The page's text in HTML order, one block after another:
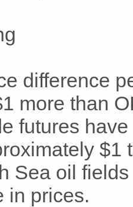
difference
more than
futures
$1
Sea oil
in prices.